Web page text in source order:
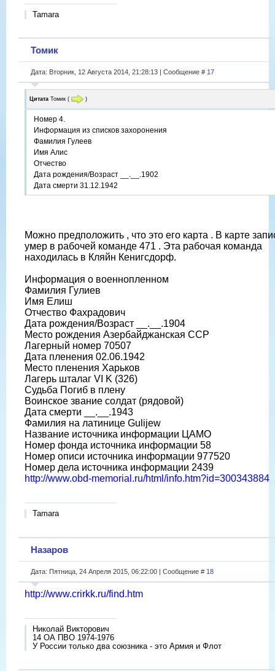
Tamara
Томик
Дата: Вторник, 12 Августа 2014, 21:28:13 | Сообщение # 17
Цитата Томик ( )
Номер 4.
Информация из списков захоронения
Фамилия Гулеев
Имя Алис
Отчество
Дата рождения/Возраст __.__.1902
Дата смерти 31.12.1942
Можно предположить , что это его карта . В карте
умер в рабочей команде 471 . Эта рабочая команда
находилась в Кляйн Кенигсдорф.
Информация о военнопленном
Фамилия Гулиев
Имя Елиш
Отчество Фахрадович
Дата рождения/Возраст __.__.1904
Место рождения Азербайджанская ССР
Лагерный номер 70507
Дата пленения 02.06.1942
Место пленения Харьков
Лагерь шталаг VI K (326)
Судьба Погиб в плену
Воинское звание солдат (рядовой)
Дата смерти __.__.1943
Фамилия на латинице Gulijew
Название источника информации ЦАМО
Номер фонда источника информации 58
Номер описи источника информации 977520
Номер дела источника информации 2439
http://www.obd-memorial.ru/html/info.htm?id=300343884
Tamara
Назаров
Дата: Пятница, 24 Апреля 2015, 06:22:00 | Сообщение # 18
http://www.crirkk.ru/find.htm
Николай Викторович
14 ОА ПВО 1974-1976
У России только два союзника - это Армия и Флот